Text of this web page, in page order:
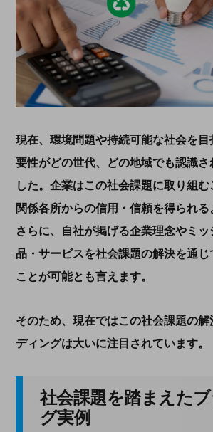
現在、環境問題や持続可能な社会を
要性がどの世代、どの地域でも認識さ
した。企業はこの社会課題に取り組
関係各所からの信用・信頼を得られる
さらに、自社が掲げる企業理念やミ
品・サービスを社会課題の解決を通じ
ことが可能とも言えます。
そのため、現在ではこの社会課題の
ディングは大いに注目されています。
社会課題を踏まえた
グ実例